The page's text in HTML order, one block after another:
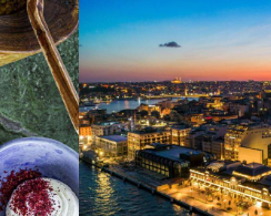
قلب منطقه‌ی شیک کاراکوی واقع
هنری و فرهنگی و همچنین
احمد و گالاتا لذت ببرید.
در دسترس است. اتاق‌های هتل
مدرن، دارای تلویزیون صفحه تخت و